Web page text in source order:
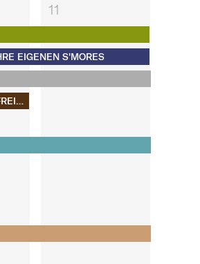
EIGENEN S'MORES​​​​​​​
FILME UNTER FREIEM HIMMEL
11